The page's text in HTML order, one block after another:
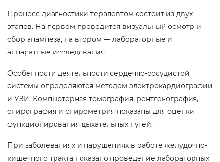
Процесс диагностики терапевтом состоит из двух
этапов. На первом проводится визуальный осмотр и
сбор анамнеза, на втором — лабораторные и
аппаратные исследования.
Особенности деятельности сердечно-сосудистой
системы определяются методом электрокардиографии
и УЗИ. Компьютерная томография, рентгенография,
спирография и спирометрия показаны для оценки
функционирования дыхательных путей.
При заболеваниях и нарушениях в работе желудочно-
кишечного тракта показано проведение лабораторных